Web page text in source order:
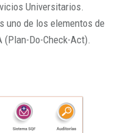
Universitarios.
uno de los elementos de
(Plan-Do-Check-Act).